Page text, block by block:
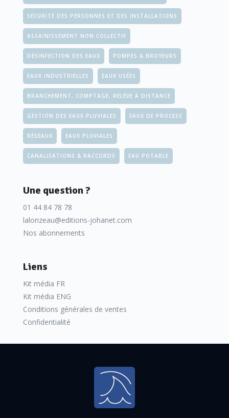
SÉCURITÉ DES PERSONNES ET DES INSTALLATIONS
ASSAINISSEMENT NON COLLECTIF
DÉSINFECTION DES EAUX POMPES & BROYEURS
EAUX INDUSTRIELLES EAUX USÉES
BRANCHEMENT, COMPTAGE, RELÈVE À DISTANCE
GESTION DES EAUX PLUVIALES EAUX DE PROCESS
RÉSEAUX EAUX PLUVIALES
CANALISATIONS & RACCORDS EAU POTABLE
Une question ?
01 44 84 78 78
lalonzeau@editions-johanet.com
Nos abonnements
Liens
Kit média FR
Kit média ENG
Conditions générales de ventes
Confidentialité